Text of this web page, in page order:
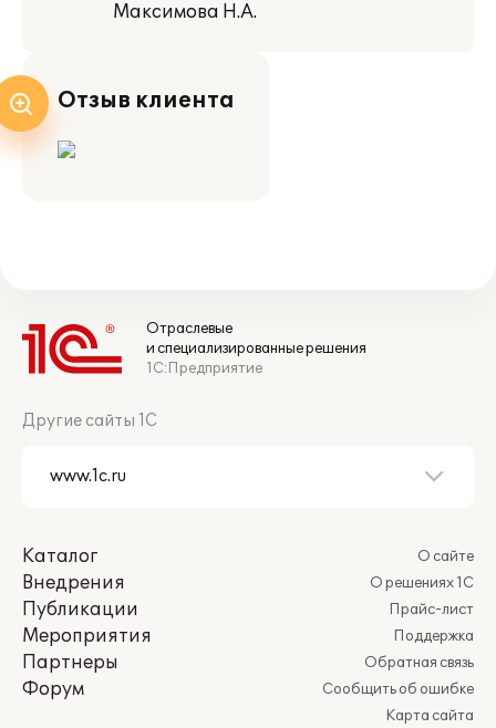
Максимова Н.А.
Отзыв клиента
Отраслевые
и специализированные решения
1С:Предприятие
Другие сайты 1С
Каталог
Внедрения
Публикации
Мероприятия
Партнеры
Форум
О сайте
О решениях 1С
Прайс-лист
Поддержка
Обратная связь
Сообщить об ошибке
Карта сайта